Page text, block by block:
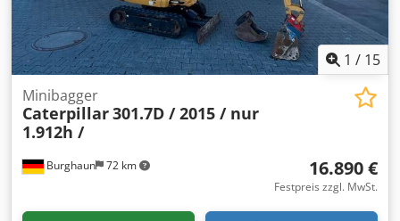
1 / 15
Burghaun 72 km
Minibagger
Caterpillar301.7D / 2015 / nur
1.912h /
16.890 €
Festpreis zzgl. MwSt.